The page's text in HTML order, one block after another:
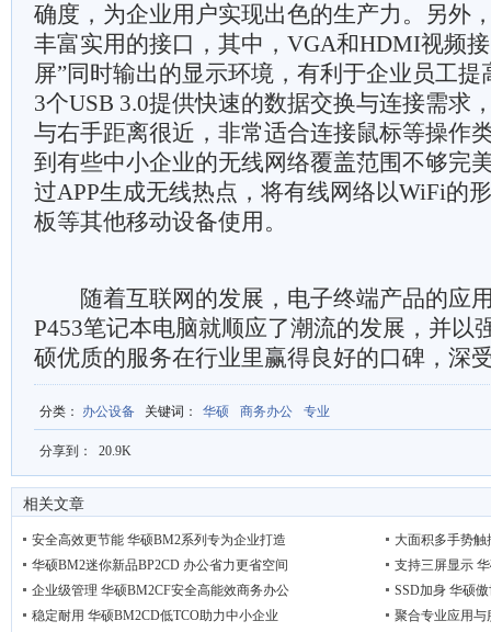
确度，为企业用户实现出色的生产力。另外
丰富实用的接口，其中，VGA和HDMI视频
屏”同时输出的显示环境，有利于企业员工
3个USB 3.0提供快速的数据交换与连接需求
与右手距离很近，非常适合连接鼠标等操作
到有些中小企业的无线网络覆盖范围不够完
过APP生成无线热点，将有线网络以WiFi的
板等其他移动设备使用。
随着互联网的发展，电子终端产品的应
P453笔记本电脑就顺应了潮流的发展，并以
硕优质的服务在行业里赢得良好的口碑，深
分类 ： 办公设备 关键词 ： 华硕 商务办公 专业
分享到： 20.9K
相关文章
安全高效更节能 华硕BM2系列专为企业打造
华硕BM2迷你新品BP2CD 办公省力更省空间
企业级管理 华硕BM2CF安全高能效商务办公
稳定耐用 华硕BM2CD低TCO助力中小企业
大面积多手势触
支持三屏显示
SSD加身 华硕
聚合专业应用与